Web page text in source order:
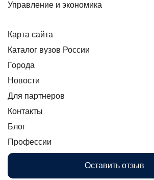
Управление и экономика
Карта сайта
Каталог вузов России
Города
Новости
Для партнеров
Контакты
Блог
Профессии
Оставить отзыв